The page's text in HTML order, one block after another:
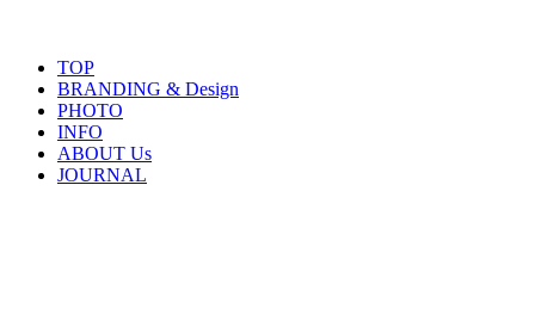
TOP
BRANDING & Design
PHOTO
INFO
ABOUT Us
JOURNAL